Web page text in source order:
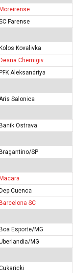
Farense
Kovalivka
Chernigiv
Aleksandriya
Aris Salonica
Ostrava
SP
SC
Esporte/MG
MG